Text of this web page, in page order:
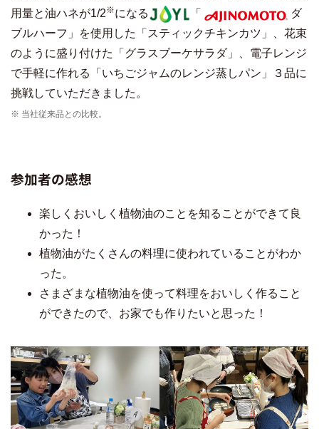
用量と油ハネが1/2※になる 「
ダ
ブルハーフ」を使用した「スティックチキンカツ」、花束
のように盛り付けた「グラスブーケサラダ」、電子レンジ
で手軽に作れる「いちごジャムのレンジ蒸しパン」３品に
挑戦していただきました。
※ 当社従来品との比較。
参加者の感想
楽しくおいしく植物油のことを知ることができて良
かった！
植物油がたくさんの料理に使われていることがわか
った。
さまざまな植物油を使って料理をおいしく作ること
ができたので、お家でも作りたいと思った！